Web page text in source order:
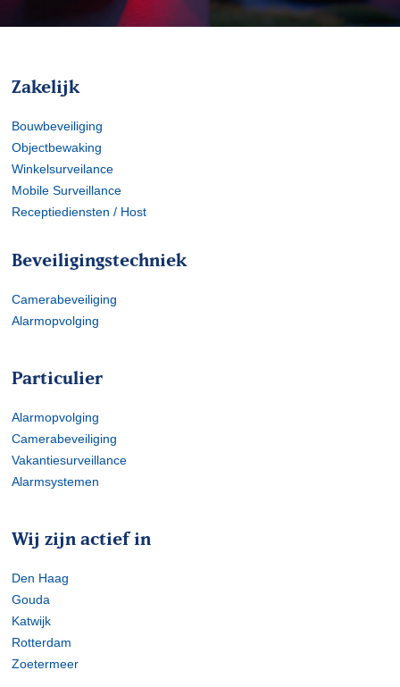
Zakelijk
Bouwbeveiliging
Objectbewaking
Winkelsurveilance
Mobile Surveillance
Receptiediensten / Host
Beveiligingstechniek
Camerabeveiliging
Alarmopvolging
Particulier
Alarmopvolging
Camerabeveiliging
Vakantiesurveillance
Alarmsystemen
Wij zijn actief in
Den Haag
Gouda
Katwijk
Rotterdam
Zoetermeer